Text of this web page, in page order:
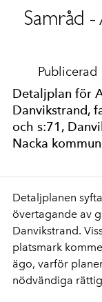
Samråd
Publicerad
Detaljplan för
Danvikstrand,
och s:71,
Nacka kommun
Detaljplanen
övertagande av
Danvikstrand.
platsmark
ägo, varför
nödvändiga